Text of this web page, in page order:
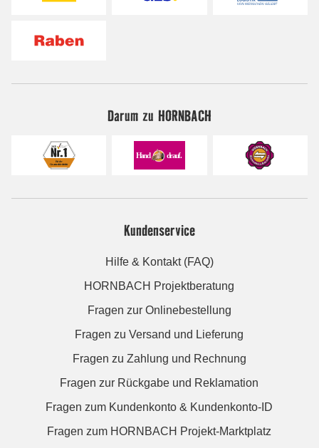
Darum zu HORNBACH
Kundenservice
Hilfe & Kontakt (FAQ)
HORNBACH Projektberatung
Fragen zur Onlinebestellung
Fragen zu Versand und Lieferung
Fragen zu Zahlung und Rechnung
Fragen zur Rückgabe und Reklamation
Fragen zum Kundenkonto & Kundenkonto-ID
Fragen zum HORNBACH Projekt-Marktplatz